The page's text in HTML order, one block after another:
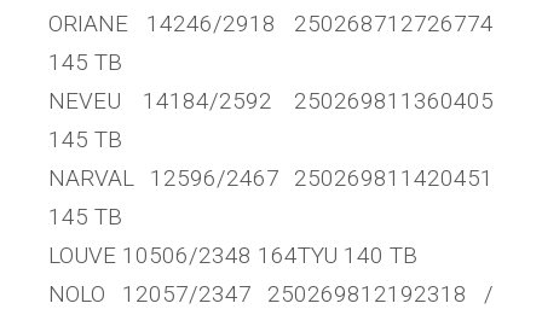
ORIANE 14246/2918 250268712726774
145 TB
NEVEU 14184/2592 250269811360405
145 TB
NARVAL 12596/2467 250269811420451
145 TB
LOUVE 10506/2348 164TYU 140 TB
NOLO 12057/2347 250269812192318 /